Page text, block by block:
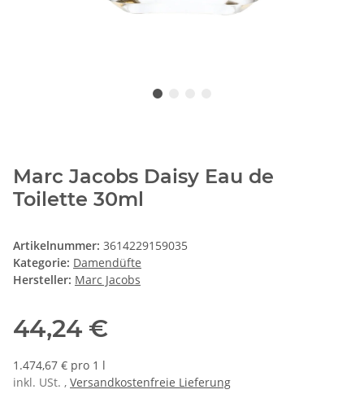
Marc Jacobs Daisy Eau de
Toilette 30ml
Artikelnummer: 3614229159035
Kategorie: Damendüfte
Hersteller: Marc Jacobs
44,24 €
1.474,67 € pro 1 l
inkl. USt. , Versandkostenfreie Lieferung